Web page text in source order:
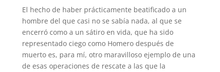
El hecho de haber prácticamente beatificado a un
hombre del que casi no se sabía nada, al que se
encerró como a un sátiro en vida, que ha sido
representado ciego como Homero después de
muerto es, para mí, otro maravilloso ejemplo de una
de esas operaciones de rescate a las que la